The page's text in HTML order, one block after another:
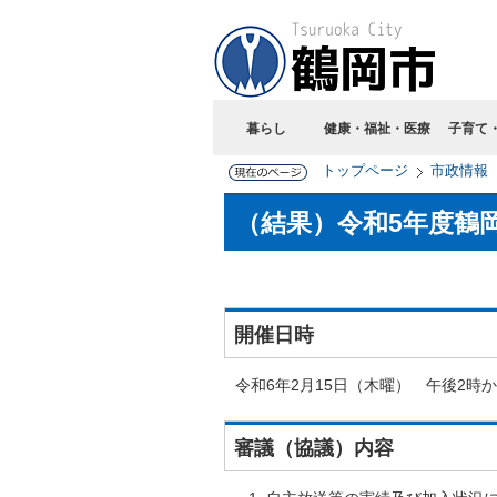
暮らし 健康・福祉・医療 子育て
トップページ 市政情報
（結果）令和5年度
開催日時
令和6年2月15日（木曜） 午後2時
審議（協議）内容